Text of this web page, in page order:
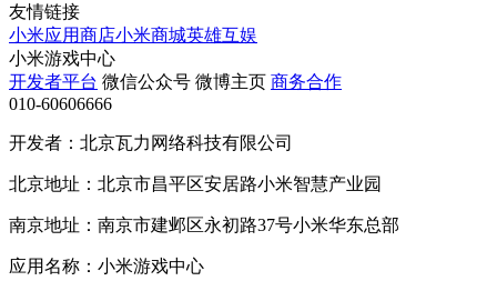
友情链接
小米应用商店小米商城英雄互娱
小米游戏中心
开发者平台 微信公众号 微博主页 商务合作
010-60606666
开发者：北京瓦力网络科技有限公司
北京地址：北京市昌平区安居路小米智慧产业园
南京地址：南京市建邺区永初路37号小米华东总部
应用名称：小米游戏中心